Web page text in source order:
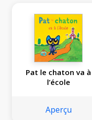
Pat le chaton va à
l’école
Aperçu